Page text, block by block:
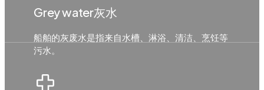
Grey water灰水
船舶的灰废水是指来自水槽、淋浴、清洁、烹饪等
污水。